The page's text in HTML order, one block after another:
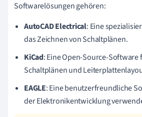
Softwarelösungen gehören:
AutoCAD Electrical: Eine
das Zeichnen von Schaltplänen.
KiCad: Eine Open-Source-Software
Schaltplänen und
EAGLE: Eine benutzerfreundliche
der Elektronikentwicklung